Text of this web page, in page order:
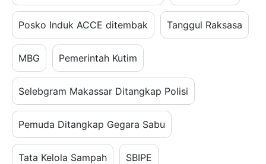
Posko Induk ACCE ditembak Tanggul Raksasa
MBG Pemerintah Kutim
Selebgram Makassar Ditangkap Polisi
Pemuda Ditangkap Gegara Sabu
Tata Kelola Sampah SBIPE